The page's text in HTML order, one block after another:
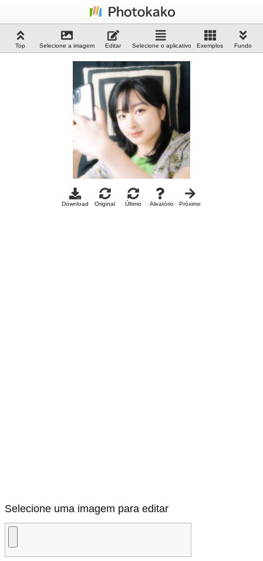
Top Selecione a imagem Editar Selecione o aplicativo Exemplos Fundo
Download Original Último Aleatório Próximo
Selecione uma imagem para editar